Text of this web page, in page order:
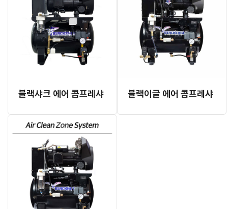
블랙샤크 에어 콤프레샤 블랙이글 에어 콤프레샤